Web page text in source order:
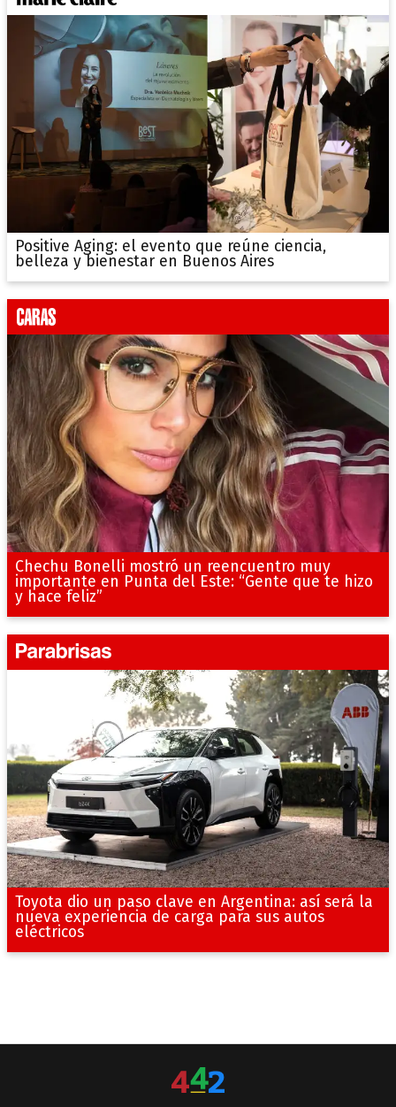
Positive Aging: el evento que reúne ciencia,
belleza y bienestar en Buenos Aires
Chechu Bonelli mostró un reencuentro muy
importante en Punta del Este: “Gente que te hizo
y hace feliz”
Toyota dio un paso clave en Argentina: así será la
nueva experiencia de carga para sus autos
eléctricos